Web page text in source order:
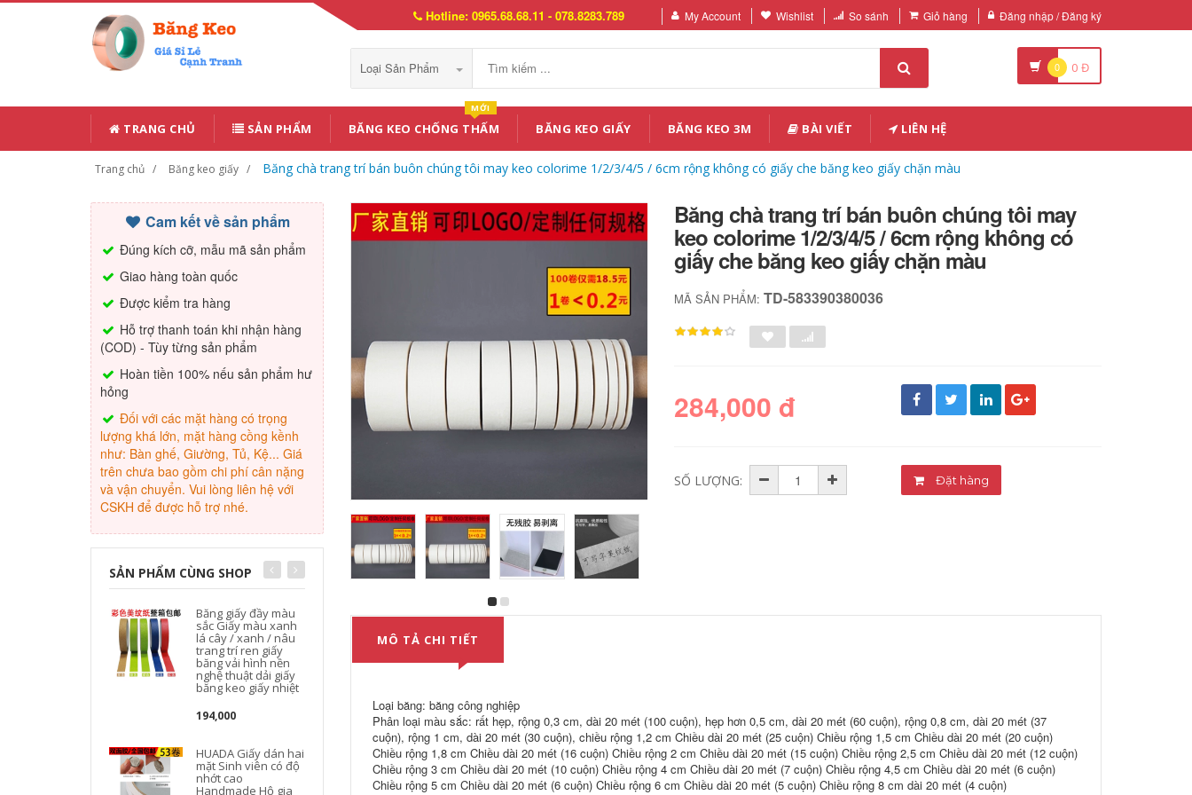
Hotline: 0965.68.68.11 - 078.8283.789 My Account Wishlist So sánh Giỏ hàng Đăng nhập / Đăng ký
Loại Sản Phẩm 0 0 Đ
TRANG CHỦ SẢN PHẨM BĂNG KEO CHỐNG THẤM
MỚI
BĂNG KEO GIẤY BĂNG KEO 3M BÀI VIẾT LIÊN HỆ
Trang chủ Băng keo giấy Băng chà trang trí bán buôn chúng tôi may keo colorime 1/2/3/4/5 / 6cm rộng không có giấy che băng keo giấy chặn màu
Cam kết về sản phẩm
Đúng kích cỡ, mẫu mã sản phẩm
Giao hàng toàn quốc
Được kiểm tra hàng
Hỗ trợ thanh toán khi nhận hàng
(COD) - Tùy từng sản phẩm
Hoàn tiền 100% nếu sản phẩm hư
hỏng
Đối với các mặt hàng có trọng
lượng khá lớn, mặt hàng cồng kềnh
như: Bàn ghế, Giường, Tủ, Kệ... Giá
trên chưa bao gồm chi phí cân nặng
và vận chuyển. Vui lòng liên hệ với
CSKH để được hỗ trợ nhé.
SẢN PHẨM CÙNG SHOP
Băng giấy đầy màu
sắc Giấy màu xanh
lá cây / xanh / nâu
trang trí ren giấy
băng vải hình nền
nghệ thuật dải giấy
băng keo giấy nhiệt
194,000
HUADA Giấy dán hai
mặt Sinh viên có độ
nhớt cao
Handmade Hộ gia
Và sơn băng giấy
chính hãng sơn mặt
ngoài không có nắp
cao su cuộn keo
289,000
Và băng giấy sơn xe
phun sơn cao dính
màu vàng ngoại thất
tường thực đá làm
Và sơn băng giấy
185,000
Băng giấy vuông
Hộp lửa bán buôn
trang trí sàn gạch
Băng chà trang trí bán buôn chúng tôi may
keo colorime 1/2/3/4/5 / 6cm rộng không có
giấy che băng keo giấy chặn màu
MÃ SẢN PHẨM:TD-583390380036
284,000 đ
SỐ LƯỢNG: Đặt hàng
MÔ TẢ CHI TIẾT
Loại băng: băng công nghiệp
Phân loại màu sắc: rất hẹp, rộng 0,3 cm, dài 20 mét (100 cuộn), hẹp hơn 0,5 cm, dài 20 mét (60 cuộn), rộng 0,8 cm, dài 20 mét (37
cuộn), rộng 1 cm, dài 20 mét (30 cuộn), chiều rộng 1,2 cm Chiều dài 20 mét (25 cuộn) Chiều rộng 1,5 cm Chiều dài 20 mét (20 cuộn)
Chiều rộng 1,8 cm Chiều dài 20 mét (16 cuộn) Chiều rộng 2 cm Chiều dài 20 mét (15 cuộn) Chiều rộng 2,5 cm Chiều dài 20 mét (12 cuộn)
Chiều rộng 3 cm Chiều dài 20 mét (10 cuộn) Chiều rộng 4 cm Chiều dài 20 mét (7 cuộn) Chiều rộng 4,5 cm Chiều dài 20 mét (6 cuộn)
Chiều rộng 5 cm Chiều dài 20 mét (6 cuộn) Chiều rộng 6 cm Chiều dài 20 mét (5 cuộn) Chiều rộng 8 cm dài 20 mét (4 cuộn)